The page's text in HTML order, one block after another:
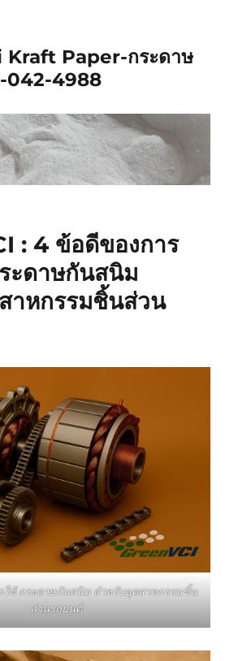
Kraft Paper-กระดาษ
042-4988
: 4 ข้อดีของการ
ะดาษกันสนิม
าหกรรมชิ้นส่วน
ใช้ กระดาษกันสนิม สำหรับอุตสาหกรรมชิ้น
ส่วนรถยนต์